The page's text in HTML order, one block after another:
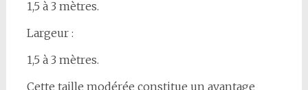
1,5 à 3 mètres.
Largeur :
1,5 à 3 mètres.
Cette taille modérée constitue un avantage